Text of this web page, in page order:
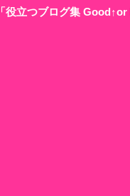
「役立つブログ集